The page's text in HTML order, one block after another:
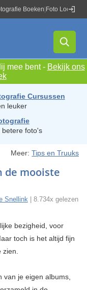
Boeken Foto Locaties
mee bent - Bekijk ons
Cursussen
leuker
betere foto's
Meer:Tips en Truuks
de mooiste
Snellink| 8.734x gelezen
bezigheid, voor
toch is het altijd fijn
je eigen albums,